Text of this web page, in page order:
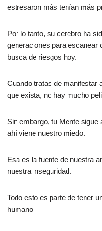
estresaron más tenían más
Por lo tanto, su cerebro ha
generaciones para escanear
busca de riesgos hoy.
Cuando tratas de manifestar
que exista, no hay mucho
Sin embargo, tu Mente
ahí viene nuestro miedo.
Esa es la fuente de nuestra
nuestra inseguridad.
Todo esto es parte de tener
humano.